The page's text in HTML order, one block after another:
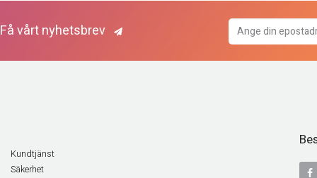
Få vårt nyhetsbrev
Kundtjänst
Säkerhet